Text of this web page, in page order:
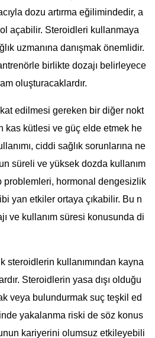
dozu artırma eğilimindedir, a
açabilir. Steroidleri kullanmaya
uzmanına danışmak önemlidir.
birlikte dozajı belirleyece
oluşturacaklardır.
edilmesi gereken bir diğer nokt
kas kütlesi ve güç elde etmek he
ciddi sağlık sorunlarına ne
süreli ve yüksek dozda kullanım
problemleri, hormonal dengesizlik
yan etkiler ortaya çıkabilir. Bu n
ve kullanım süresi konusunda di
steroidlerin kullanımından kayna
Steroidlerin yasa dışı olduğu
veya bulundurmak suç teşkil ed
yakalanma riski de söz konus
kariyerini olumsuz etkileyebili